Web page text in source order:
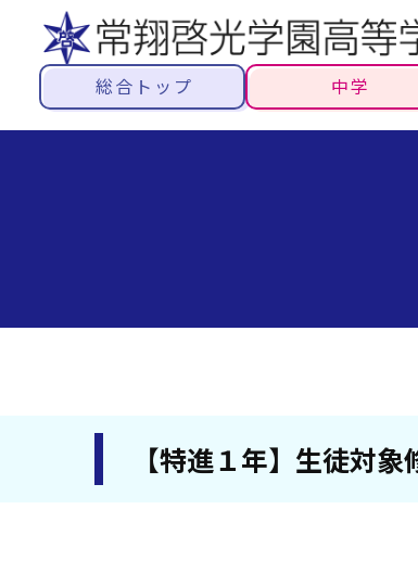
総合トップ 中学
【特進１年】生徒対